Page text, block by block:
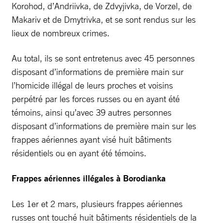
Korohod, d’Andriivka, de Zdvyjivka, de Vorzel, de
Makariv et de Dmytrivka, et se sont rendus sur les
lieux de nombreux crimes.
Au total, ils se sont entretenus avec 45 personnes
disposant d’informations de première main sur
l’homicide illégal de leurs proches et voisins
perpétré par les forces russes ou en ayant été
témoins, ainsi qu’avec 39 autres personnes
disposant d’informations de première main sur les
frappes aériennes ayant visé huit bâtiments
résidentiels ou en ayant été témoins.
Frappes aériennes illégales à Borodianka
Les 1er et 2 mars, plusieurs frappes aériennes
russes ont touché huit bâtiments résidentiels de la